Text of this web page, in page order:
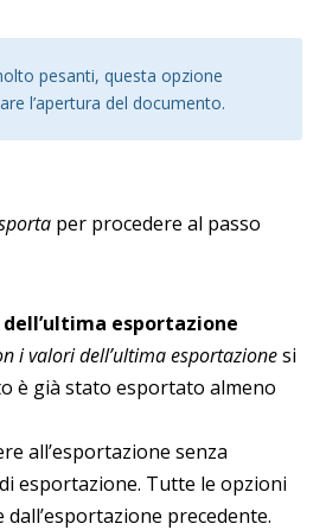
pesanti, questa opzione
l’apertura del documento.
per procedere al passo
esportazione
i valori dell’ultima esportazionesi
è già stato esportato almeno
all’esportazione senza
esportazione. Tutte le opzioni
precedente.